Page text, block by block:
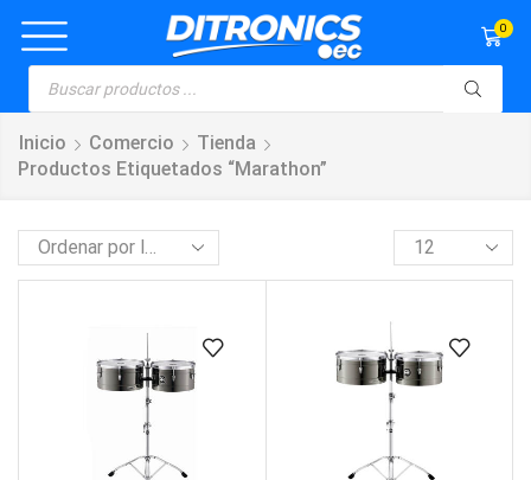
0
Inicio Comercio
Tienda
Productos Etiquetados “Marathon”